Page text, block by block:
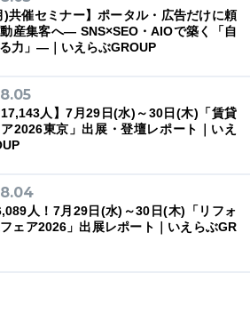
)共催セミナー】ポータル・広告だけに頼
産集客へ― SNS×SEO・AIOで築く「自
力」―｜いえらぶGROUP
17,143人】7月29日(水)～30日(木)「賃貸
2026東京」出展・登壇レポート｜いえ
人！7月29日(水)～30日(木)「リフォ
ェア2026」出展レポート｜いえらぶGR